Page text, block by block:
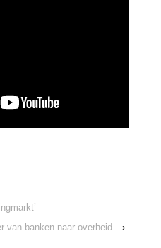
van banken naar overheid
›